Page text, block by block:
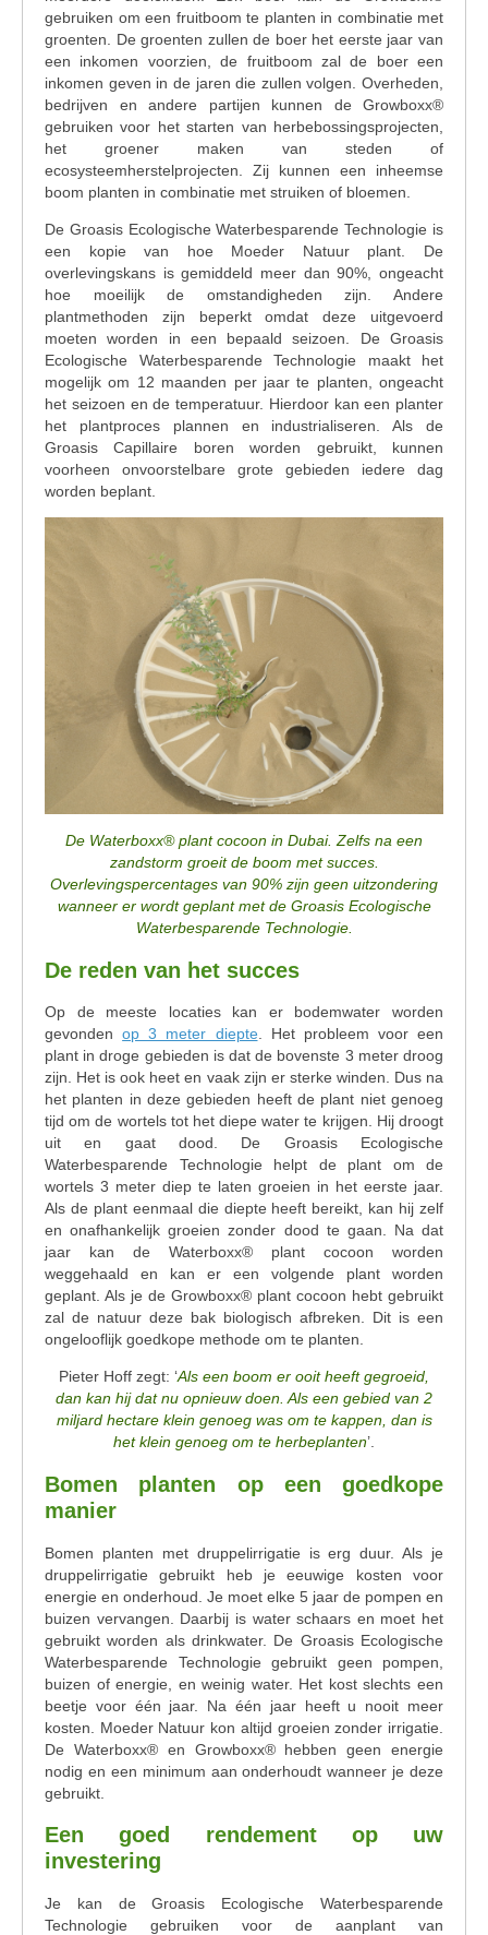
gebruiken om een fruitboom te planten in combinatie met
groenten. De groenten zullen de boer het eerste jaar van
een inkomen voorzien, de fruitboom zal de boer een
inkomen geven in de jaren die zullen volgen. Overheden,
bedrijven en andere partijen kunnen de Growboxx®
gebruiken voor het starten van herbebossingsprojecten,
het groener maken van steden of
ecosysteemherstelprojecten. Zij kunnen een inheemse
boom planten in combinatie met struiken of bloemen.
De Groasis Ecologische Waterbesparende Technologie is
een kopie van hoe Moeder Natuur plant. De
overlevingskans is gemiddeld meer dan 90%, ongeacht
hoe moeilijk de omstandigheden zijn. Andere
plantmethoden zijn beperkt omdat deze uitgevoerd
moeten worden in een bepaald seizoen. De Groasis
Ecologische Waterbesparende Technologie maakt het
mogelijk om 12 maanden per jaar te planten, ongeacht
het seizoen en de temperatuur. Hierdoor kan een planter
het plantproces plannen en industrialiseren. Als de
Groasis Capillaire boren worden gebruikt, kunnen
voorheen onvoorstelbare grote gebieden iedere dag
worden beplant.
De Waterboxx® plant cocoon in Dubai. Zelfs na een
zandstorm groeit de boom met succes.
Overlevingspercentages van 90% zijn geen uitzondering
wanneer er wordt geplant met de Groasis Ecologische
Waterbesparende Technologie.
De reden van het succes
Op de meeste locaties kan er bodemwater worden
gevondenop 3 meter diepte. Het probleem voor een
plant in droge gebieden is dat de bovenste 3 meter droog
zijn. Het is ook heet en vaak zijn er sterke winden. Dus na
het planten in deze gebieden heeft de plant niet genoeg
tijd om de wortels tot het diepe water te krijgen. Hij droogt
uit en gaat dood. De Groasis Ecologische
Waterbesparende Technologie helpt de plant om de
wortels 3 meter diep te laten groeien in het eerste jaar.
Als de plant eenmaal die diepte heeft bereikt, kan hij zelf
en onafhankelijk groeien zonder dood te gaan. Na dat
jaar kan de Waterboxx® plant cocoon worden
weggehaald en kan er een volgende plant worden
geplant. Als je de Growboxx® plant cocoon hebt gebruikt
zal de natuur deze bak biologisch afbreken. Dit is een
ongelooflijk goedkope methode om te planten.
Pieter Hoff zegt: ‘Als een boom er ooit heeft gegroeid,
dan kan hij dat nu opnieuw doen. Als een gebied van 2
miljard hectare klein genoeg was om te kappen, dan is
het klein genoeg om te herbeplanten’.
Bomen planten op een goedkope
manier
Bomen planten met druppelirrigatie is erg duur. Als je
druppelirrigatie gebruikt heb je eeuwige kosten voor
energie en onderhoud. Je moet elke 5 jaar de pompen en
buizen vervangen. Daarbij is water schaars en moet het
gebruikt worden als drinkwater. De Groasis Ecologische
Waterbesparende Technologie gebruikt geen pompen,
buizen of energie, en weinig water. Het kost slechts een
beetje voor één jaar. Na één jaar heeft u nooit meer
kosten. Moeder Natuur kon altijd groeien zonder irrigatie.
De Waterboxx® en Growboxx® hebben geen energie
nodig en een minimum aan onderhoudt wanneer je deze
gebruikt.
Een goed rendement op uw
investering
Je kan de Groasis Ecologische Waterbesparende
Technologie gebruiken voor de aanplant van